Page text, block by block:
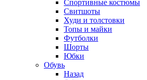
Спортивные костюмы
Свитшоты
Худи и толстовки
Топы и майки
Футболки
Шорты
Юбки
Обувь
Назад